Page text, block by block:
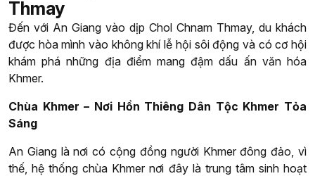
Thmay
Đến với An Giang vào dịp Chol Chnam Thmay, du khách
được hòa mình vào không khí lễ hội sôi động và có cơ hội
khám phá những địa điểm mang đậm dấu ấn văn hóa
Khmer.
Chùa Khmer – Nơi Hồn Thiêng Dân Tộc Khmer Tỏa
Sáng
An Giang là nơi có cộng đồng người Khmer đông đảo, vì
thế, hệ thống chùa Khmer nơi đây là trung tâm sinh hoạt